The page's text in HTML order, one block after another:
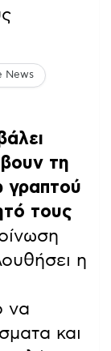
News
τη
γραπτού
τους
η
να
και